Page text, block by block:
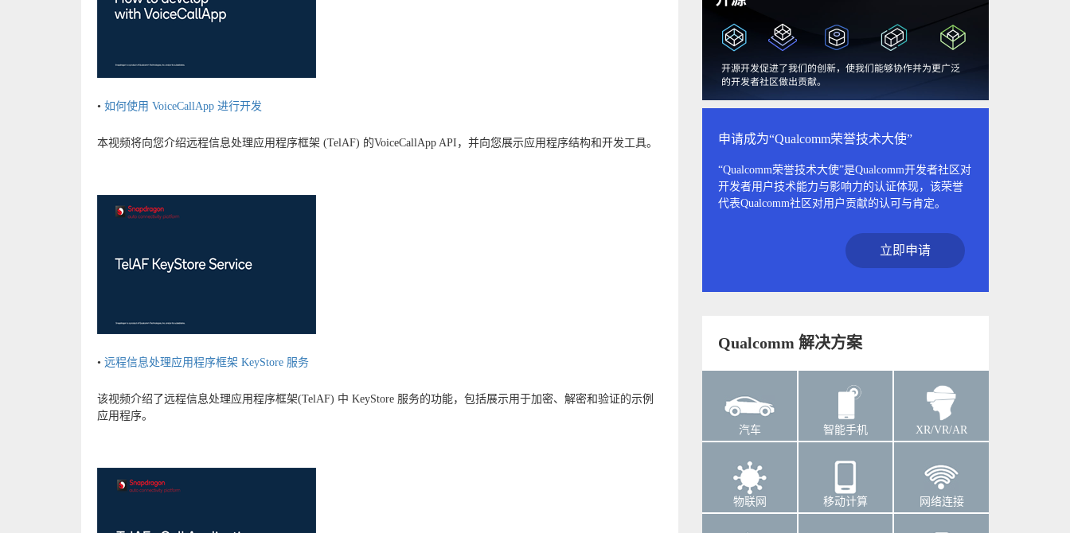
• 如何使用 VoiceCallApp 进行开发
本视频将向您介绍远程信息处理应用程序框架 (TelAF) 的VoiceCallApp API，并向您展示应用程序结构和开发工具。
• 远程信息处理应用程序框架 KeyStore 服务
该视频介绍了远程信息处理应用程序框架(TelAF) 中 KeyStore 服务的功能，包括展示用于加密、解密和验证的示例
应用程序。
申请成为“Qualcomm荣誉技术大使”
“Qualcomm荣誉技术大使”是Qualcomm开发者社区对
开发者用户技术能力与影响力的认证体现，该荣誉
代表Qualcomm社区对用户贡献的认可与肯定。
立即申请
Qualcomm 解决方案
汽车 智能手机 XR/VR/AR
物联网 移动计算 网络连接